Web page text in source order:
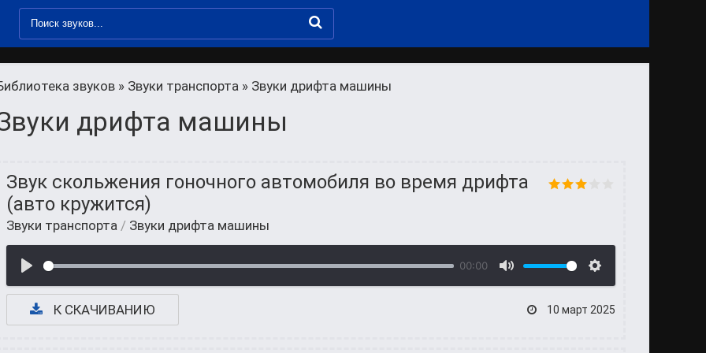
звуков » Звуки транспорта » Звуки дрифта машины
дрифта машины
Звук скольжения гоночного автомобиля во время дрифта
(авто кружится)
Звуки транспорта / Звуки дрифта машины
00:00
К СКАЧИВАНИЮ 10 март 2025